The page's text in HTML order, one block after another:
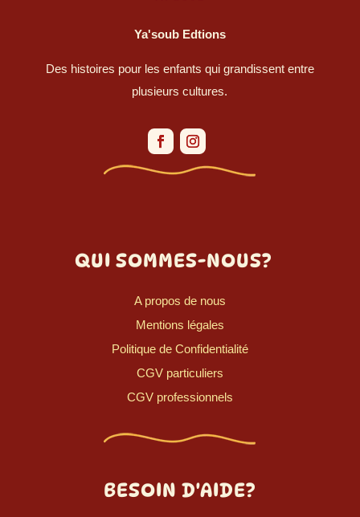
BESOIN D'AIDE?
Ya'soub Edtions
Des histoires pour les enfants qui grandissent entre
plusieurs cultures.
QUI SOMMES-NOUS?
A propos de nous
Mentions légales
Politique de Confidentialité
CGV particuliers
CGV professionnels